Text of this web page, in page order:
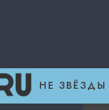
НЕ ЗВЁЗДЫ